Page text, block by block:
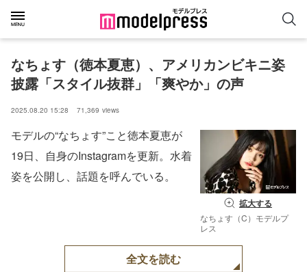
なちょす（徳本夏恵）、アメリカンビキニ姿
披露「スタイル抜群」「爽やか」の声
2025.08.20 15:28 71,369 views
拡大する
なちょす（C）モデルプ
レス
モデルの“なちょす”こと徳本夏恵が
19日、自身のInstagramを更新。水着
姿を公開し、話題を呼んでいる。
全文を読む